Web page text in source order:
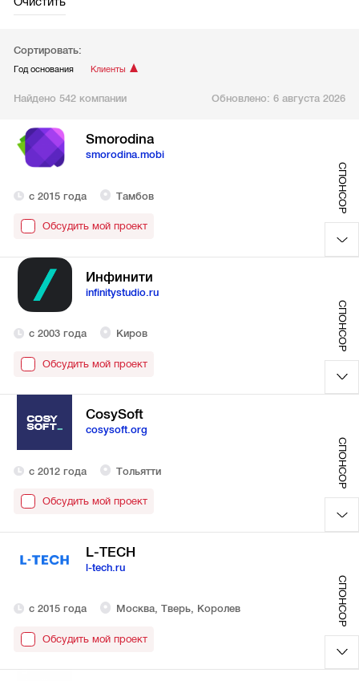
Сортировать:
Год основания Клиенты
Найдено 542 компании Обновлено: 6 августа 2026
Smorodina
smorodina.mobi
с 2015 года Тамбов
Обсудить мой проект
СПОНСОР
Инфинити
infinitystudio.ru
с 2003 года Киров
Обсудить мой проект
СПОНСОР
CosySoft
cosysoft.org
с 2012 года Тольятти
Обсудить мой проект
СПОНСОР
L-TECH
l-tech.ru
с 2015 года Москва, Тверь, Королев
Обсудить мой проект
СПОНСОР